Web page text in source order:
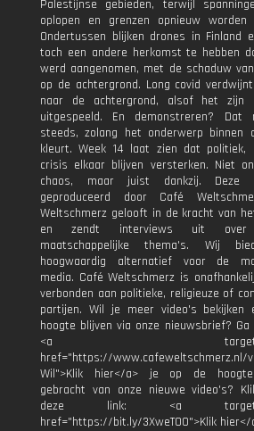
Palestijnse gebieden, terwijl
oplopen en grenzen opnieuw worden
Ondertussen blijken drones in Finland
toch een andere herkomst te hebben
werd aangenomen, met de schaduw
op de achtergrond. Long covid
naar de achtergrond, alsof het zijn
uitgespeeld. En demonstreren? Dat
steeds, zolang het onderwerp binnen
kleurt. Week 14 laat zien dat politiek,
crisis elkaar blijven versterken. Niet
chaos, maar juist dankzij. Deze
geproduceerd door Café
Weltschmerz gelooft in de kracht van
en zendt interviews uit over
maatschappelijke thema's. Wij
hoogwaardig alternatief voor de
media. Café Weltschmerz is
verbonden aan politieke, religieuze of
partijen. Wil je meer video's bekijken
hoogte blijven via onze nieuwsbrief? Ga
<a
href="https://www.cafeweltschmerz.nl/
Wil">Klik hier</a> je op de
gebracht van onze nieuwe video's?
deze link: <a
href="https://bit.ly/3XweTO0">Klik hier</